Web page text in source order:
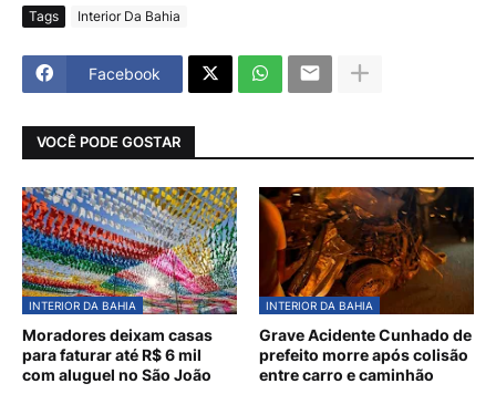
Tags Interior Da Bahia
Facebook
VOCÊ PODE GOSTAR
INTERIOR DA BAHIA
Moradores deixam casas
para faturar até R$ 6 mil
com aluguel no São João
INTERIOR DA BAHIA
Grave Acidente Cunhado de
prefeito morre após colisão
entre carro e caminhão